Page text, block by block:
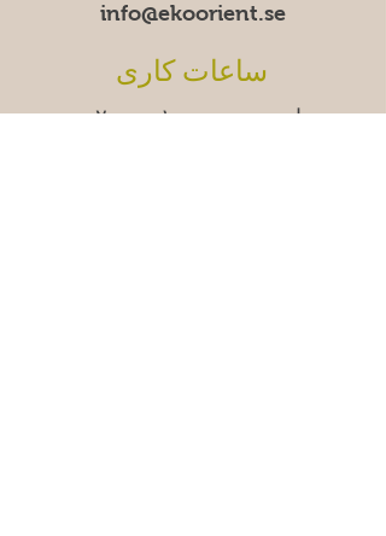
info@ekoorient.se
ساعات کاری
زمان-جمعه ۱۰:۰۰-۲۰:۰۰